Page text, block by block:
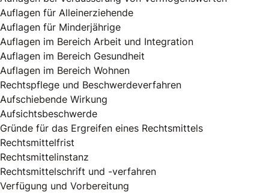
Auflagen für Alleinerziehende
Auflagen für Minderjährige
Auflagen im Bereich Arbeit und Integration
Auflagen im Bereich Gesundheit
Auflagen im Bereich Wohnen
Rechtspflege und Beschwerdeverfahren
Aufschiebende Wirkung
Aufsichtsbeschwerde
Gründe für das Ergreifen eines Rechtsmittels
Rechtsmittelfrist
Rechtsmittelinstanz
Rechtsmittelschrift und -verfahren
Verfügung und Vorbereitung